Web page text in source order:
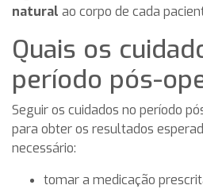
natural ao corpo de cada
Quais os
período pós-
Seguir os cuidados no período
para obter os resultados
necessário:
tomar a medicação